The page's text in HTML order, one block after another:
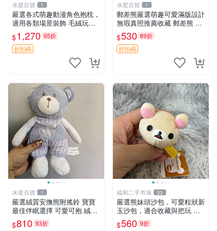
水星百貨 1
嚴選各式萌趣動漫角色抱枕，
適用各類場景裝飾 毛絨玩
具、卡通抱枕、趣味玩偶
$1,270 95折
折扣碼
水星百貨 1
郵差熊嚴選萌趣可愛滿版設計
無瑕真照推薦收藏 郵差熊 熊
抱枕 紅薯啵啵間
$530 89折
折扣碼
水星百貨 1
嚴選絨質安撫熊附搖鈴 寶寶
最佳伴眠選擇 可愛可抱 絨毛
玩具 安撫熊 嬰兒用
$810 93折
福和二手市場 33
嚴選熊妹頭沙包，可愛粒狀新
玉沙包，適合收藏與把玩 熊
妹 沙包 玉石
$560 9折